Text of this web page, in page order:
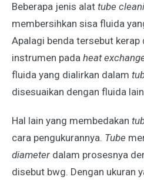
Beberapa jenis alat tube
membersihkan sisa fluida
Apalagi benda tersebut
instrumen pada heat
fluida yang dialirkan dalam
disesuaikan dengan fluida
Hal lain yang membedakan
cara pengukurannya. Tube
diameter dalam prosesnya
disebut bwg. Dengan ukuran